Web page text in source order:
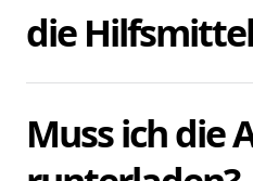
die
Ihnen, dringend
und Hilfsmittel schnell
Muss ich die